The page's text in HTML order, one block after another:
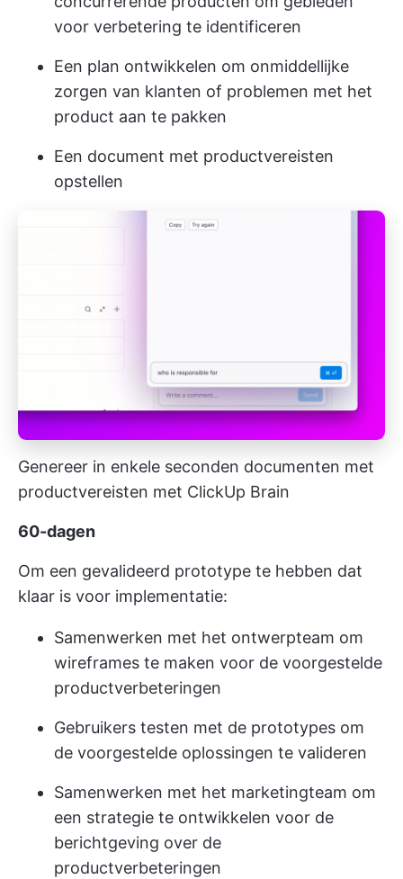
voor verbetering te identificeren
Een plan ontwikkelen om onmiddellijke
zorgen van klanten of problemen met het
product aan te pakken
Een document met productvereisten
opstellen
Genereer in enkele seconden documenten met
productvereisten met ClickUp Brain
60-dagen
Om een gevalideerd prototype te hebben dat
klaar is voor implementatie:
Samenwerken met het ontwerpteam om
wireframes te maken voor de voorgestelde
productverbeteringen
Gebruikers testen met de prototypes om
de voorgestelde oplossingen te valideren
Samenwerken met het marketingteam om
een strategie te ontwikkelen voor de
berichtgeving over de
productverbeteringen